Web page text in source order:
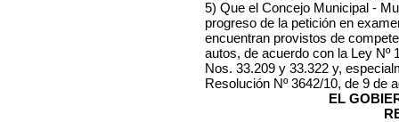
5) Que el Concejo Municipal -
progreso de la petición en
encuentran provistos de
autos, de acuerdo con la Ley Nº
Nos. 33.209 y 33.322 y,
Resolución Nº 3642/10, de 9 de
EL